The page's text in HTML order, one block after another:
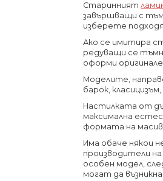
Старинният
завършващи с
изберете
Ако се имитира
редуващи се
оформи
Моделите,
барок,
Настилката от
максимална
формата на
Има обаче някои
производители
особен модел,
могат да